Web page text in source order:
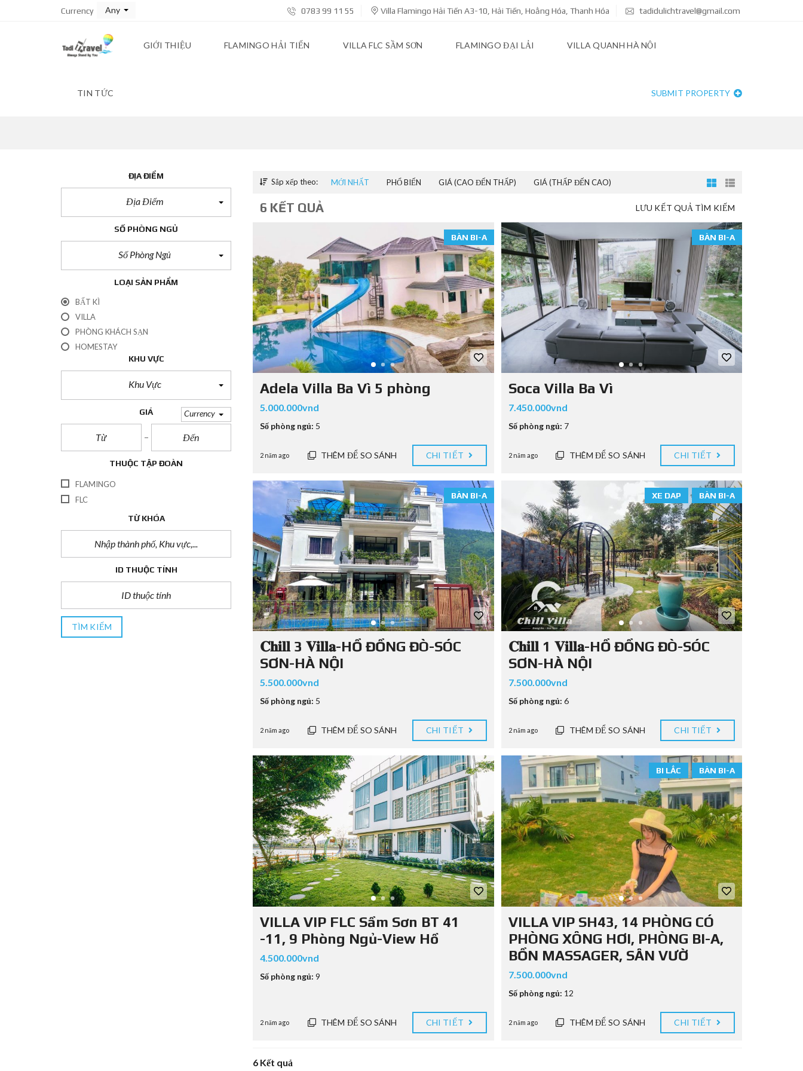
Currency Any 0783 99 11 55 Villa Flamingo Hải Tiến A3-10, Hải Tiến, Hoằng Hóa, Thanh Hóa tadidulichtravel@gmail.com
GIỚI THIỆU FLAMINGO HẢI TIẾN VILLA FLC SẦM SƠN FLAMINGO ĐẠI LẢI VILLA QUANH HÀ NỘI
TIN TỨC SUBMIT PROPERTY
ĐỊA ĐIỂM
Địa Điểm
SỐ PHÒNG NGỦ
Số Phòng Ngủ
LOẠI SẢN PHẨM
BẤT KÌ
VILLA
PHÒNG KHÁCH SẠN
HOMESTAY
KHU VỰC
Khu Vực
GIÁ Currency
THUỘC TẬP ĐOÀN
FLAMINGO
FLC
TỪ KHÓA
ID THUỘC TÍNH
TÌM KIẾM
Sắp xếp theo: MỚI NHẤT PHỔ BIẾN GIÁ (CAO ĐẾN THẤP) GIÁ (THẤP ĐẾN CAO)
LƯU KẾT QUẢ TÌM KIẾM
6 KẾT QUẢ
BÀN BI-A
Adela Villa Ba Vì 5 phòng
5.000.000vnd
Số phòng ngủ: 5
2 năm ago THÊM ĐỂ SO SÁNH CHI TIẾT
BÀN BI-A
Soca Villa Ba Vì
7.450.000vnd
Số phòng ngủ: 7
2 năm ago THÊM ĐỂ SO SÁNH CHI TIẾT
BÀN BI-A
𝐂𝐡𝐢𝐥𝐥 3 𝐕𝐢𝐥𝐥𝐚-HỒ ĐỒNG ĐÒ-SÓC
SƠN-HÀ NỘI
5.500.000vnd
Số phòng ngủ: 5
2 năm ago THÊM ĐỂ SO SÁNH CHI TIẾT
BÀN BI-A
XE DAP
𝐂𝐡𝐢𝐥𝐥 1 𝐕𝐢𝐥𝐥𝐚-HỒ ĐỒNG ĐÒ-SÓC
SƠN-HÀ NỘI
7.500.000vnd
Số phòng ngủ: 6
2 năm ago THÊM ĐỂ SO SÁNH CHI TIẾT
VILLA VIP FLC Sầm Sơn BT 41
-11, 9 Phòng Ngủ-View Hồ
4.500.000vnd
Số phòng ngủ: 9
2 năm ago THÊM ĐỂ SO SÁNH CHI TIẾT
BÀN BI-A
BI LẮC
VILLA VIP SH43, 14 PHÒNG CÓ
PHÒNG XÔNG HƠI, PHÒNG BI-A,
BỒN MASSAGER, SÂN VƯỜ
7.500.000vnd
Số phòng ngủ: 12
2 năm ago THÊM ĐỂ SO SÁNH CHI TIẾT
6 Kết quả